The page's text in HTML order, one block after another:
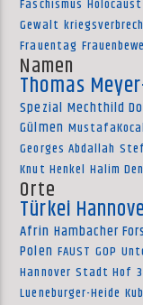
Faschismus Holocaust
Gewalt
Frauentag
Namen
Thomas
Spezial Mechthild
Gülmen
Georges Abdallah
Knut Henkel Halim
Orte
Türkei
Afrin Hambacher
Polen FAUST GOP
Hannover Stadt Hof
Lueneburger-Heide